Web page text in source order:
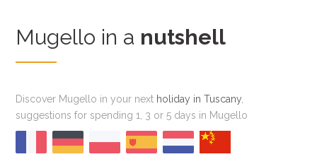
Mugello in a nutshell
Discover Mugello in your next holiday in Tuscany
suggestions for spending 1, 3 or 5 days in Mugello